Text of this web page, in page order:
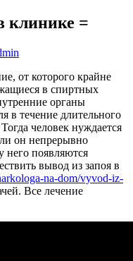
клинике =
от которого крайне
в спиртных
органы
в течение длительного
человек нуждается
он непрерывно
него появляются
вывод из запоя в
na-dom/vyvod-iz-
Все лечение